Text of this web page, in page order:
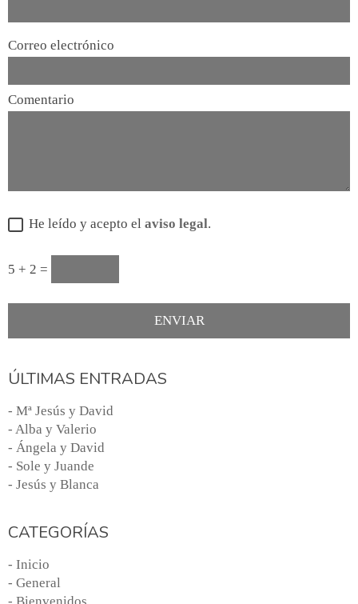
Correo electrónico
Comentario
He leído y acepto el aviso legal.
5 + 2 =
ÚLTIMAS ENTRADAS
- Mª Jesús y David
- Alba y Valerio
- Ángela y David
- Sole y Juande
- Jesús y Blanca
CATEGORÍAS
- Inicio
- General
- Bienvenidos